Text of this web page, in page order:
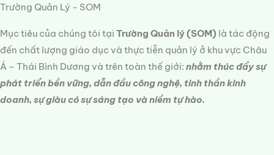
Trường Quản Lý - SOM
Mục tiêu của chúng tôi tại Trường Quản lý (SOM) là tác động
đến chất lượng giáo dục và thực tiễn quản lý ở khu vực Châu
Á – Thái Bình Dương và trên toàn thế giới: nhằm thúc đẩy sự
phát triển bền vững, dẫn đầu công nghệ, tinh thần kinh
doanh, sự giàu có sự sáng tạo và niềm tự hào.